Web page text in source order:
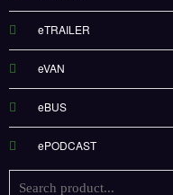
eTRAILER
eVAN
eBUS
ePODCAST